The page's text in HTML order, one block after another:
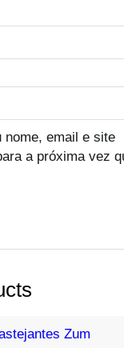
nome, email e site
a próxima vez